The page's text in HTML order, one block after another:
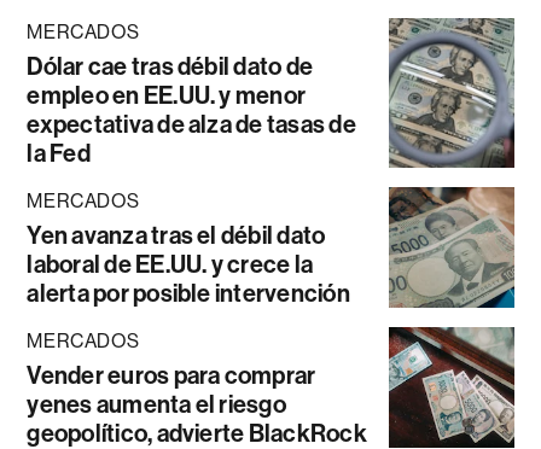
MERCADOS
Dólar cae tras débil dato de
empleo en EE.UU. y menor
expectativa de alza de tasas de
la Fed
MERCADOS
Yen avanza tras el débil dato
laboral de EE.UU. y crece la
alerta por posible intervención
MERCADOS
Vender euros para comprar
yenes aumenta el riesgo
geopolítico, advierte BlackRock